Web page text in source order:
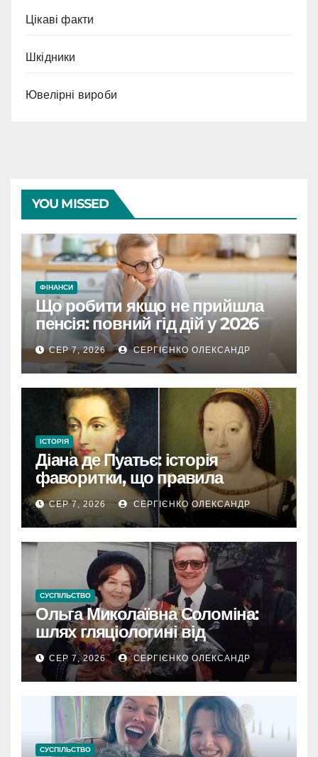
Цікаві факти
Шкідники
Ювелірні вироби
YOU MISSED
ФІНАНСИ
Що робити якщо не прийшла
пенсія: повний гід дій у 2026
році
СЕР 7, 2026 СЕРГІЄНКО ОЛЕКСАНДР
ІСТОРІЯ
Діана де Пуатьє: історія
фаворитки, що правила
Францією
СЕР 7, 2026 СЕРГІЄНКО ОЛЕКСАНДР
СУСПІЛЬСТВО
Ольга Миколаївна Соломіна:
шлях гляціологині від
експедиційної кухарки до
директора Інституту географії
РАН
СЕР 7, 2026 СЕРГІЄНКО ОЛЕКСАНДР
СУСПІЛЬСТВО